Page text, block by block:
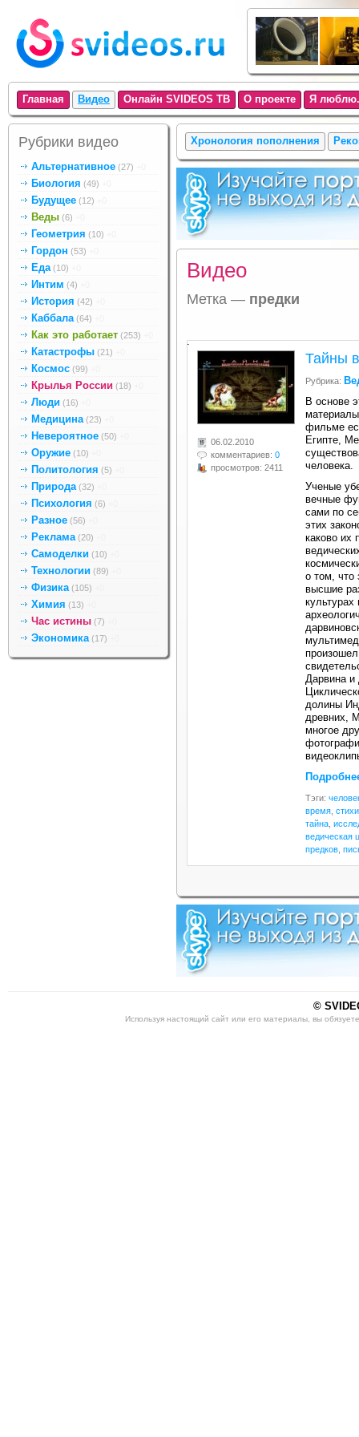
Главная Видео Онлайн SVIDEOS ТВ О проекте Я
Рубрики видео
Альтернативное (27)
Биология (49)
Будущее (12)
Веды (6)
Геометрия (10)
Гордон (53)
Еда (10)
Интим (4)
История (42)
Каббала (64)
Как это работает (253)
Катастрофы (21)
Космос (99)
Крылья России (18)
Люди (16)
Медицина (23)
Невероятное (50)
Оружие (10)
Политология (5)
Природа (32)
Психология (6)
Разное (56)
Реклама (20)
Самоделки (10)
Технологии (89)
Физика (105)
Химия (13)
Час истины (7)
Экономика (17)
Хронология пополнения
Видео
Метка — предки
.
06.02.2010
комментариев: 0
просмотров: 2411
Тайны
Рубрика:
В основе
фильме
Египте,
человека.
Ученые
вечные
сами по
этих
каково их
о том, что
высшие
Дарвина и
долины
древних,
многое
Тэги:
время
тайна
ведическая
предков
©
Используя настоящий сайт или его материалы, вы